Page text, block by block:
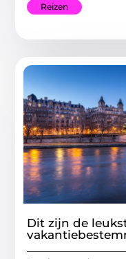
Reizen
Dit zijn de